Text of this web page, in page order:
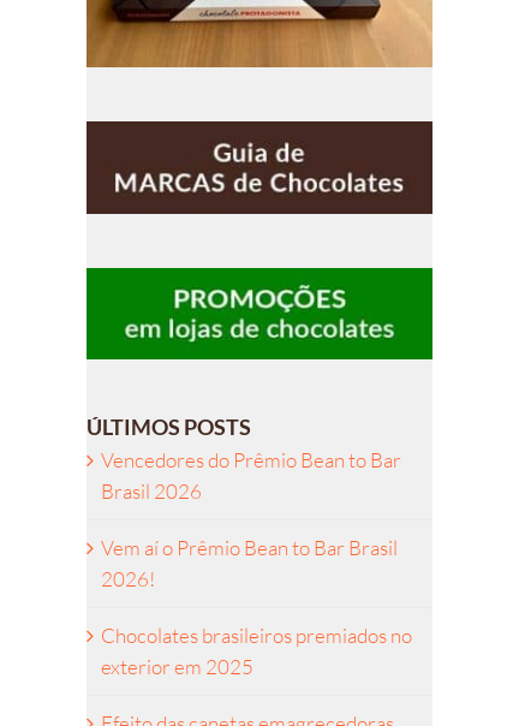
ÚLTIMOS POSTS
Vencedores do Prêmio Bean to Bar
Brasil 2026
Vem aí o Prêmio Bean to Bar Brasil
2026!
Chocolates brasileiros premiados no
exterior em 2025